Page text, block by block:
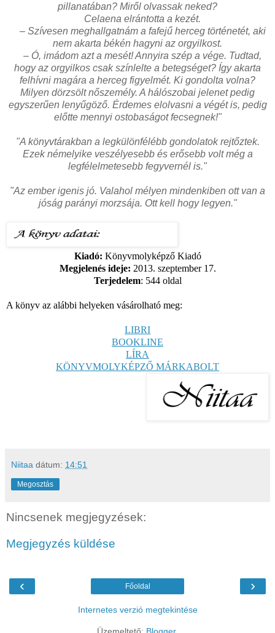
pillanatában? Miről olvassak neked?
Celaena elrántotta a kezét.
– Szívesen meghallgatnám a fafejű herceg történetét, aki
nem akarta békén hagyni az orgyilkost.
– Ó, imádom azt a mesét! Annyira szép a vége. Tudtad,
hogy az orgyilkos csak színlelte a betegséget? Így akarta
felhívni magára a herceg figyelmét. Ki gondolta volna?
Milyen dörzsölt nőszemély. A hálószobai jelenet pedig
egyszerűen lenyűgöző. Érdemes elolvasni a végét is, pedig
előtte mennyi ostobaságot fecsegnek!"
"A könyvtárakban a legkülönfélébb gondolatok rejtőztek.
Ezek némelyike veszélyesebb és erősebb volt még a
legfélelmetesebb fegyvernél is."
"Az ember igenis jó. Valahol mélyen mindenkiben ott van a
jóság parányi morzsája. Ott kell hogy legyen."
Kiadó: Könyvmolyképző Kiadó
Megjelenés ideje: 2013. szeptember 17.
Terjedelem: 544oldal
A könyv az alábbi helyeken vásárolható meg:
LIBRI
BOOKLINE
LÍRA
KÖNYVMOLYKÉPZŐ MÁRKABOLT
Niitaa dátum: 14:51
Megosztás
Nincsenek megjegyzések:
Megjegyzés küldése
‹ ›
Főoldal
Internetes verzió megtekintése